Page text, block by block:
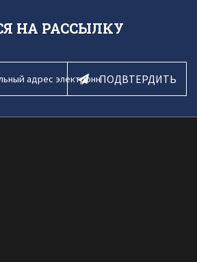
НА РАССЫЛКУ
ПОДВТЕРДИТЬ